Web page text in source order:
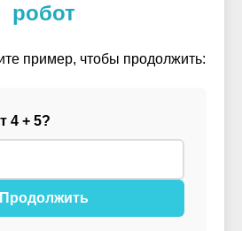
робот
пример, чтобы продолжить:
4 + 5?
Продолжить